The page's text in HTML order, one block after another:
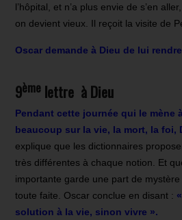
l’hôpital, et n’a plus envie de s’en
on devient vieux. Il reçoit la visite de
Oscar demande à Dieu de lui
9ème lettre à Dieu
Pendant cette journée qui le mène
beaucoup sur la vie, la mort, la foi,
explique que les dictionnaires
très différentes à chaque notion. Et
importante garde une part de mystère
toute faite. Oscar conclue en disant :
solution à la vie, sinon vivre ».